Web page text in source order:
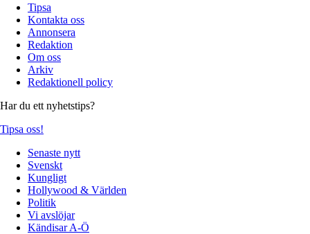
Tipsa
Kontakta oss
Annonsera
Redaktion
Om oss
Arkiv
Redaktionell policy
Har du ett nyhetstips?
Tipsa oss!
Senaste nytt
Svenskt
Kungligt
Hollywood & Världen
Politik
Vi avslöjar
Kändisar A-Ö